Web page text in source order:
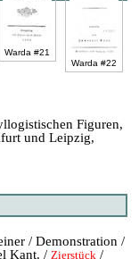
Warda #22
Warda #21
Figuren,
und Leipzig,
/ Demonstration /
Kant. / Zierstück /